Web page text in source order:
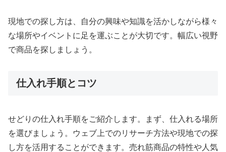
現地での探し方は、自分の興味や知識を活かしながら様々
な場所やイベントに足を運ぶことが大切です。幅広い視野
で商品を探しましょう。
仕入れ手順とコツ
せどりの仕入れ手順をご紹介します。まず、仕入れる場所
を選びましょう。ウェブ上でのリサーチ方法や現地での探
し方を活用することができます。売れ筋商品の特性や人気